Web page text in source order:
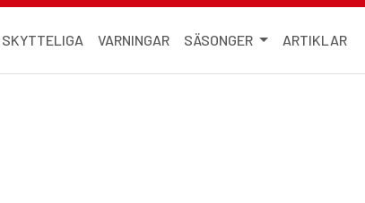
SKYTTELIGA VARNINGAR SÄSONGER ARTIKLAR